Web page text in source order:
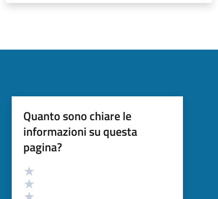
Quanto sono chiare le
informazioni su questa
pagina?
Valutazione